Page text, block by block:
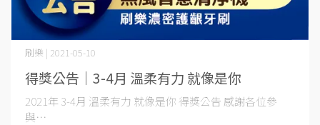
得獎公告│3-4月 溫柔有力 就像是你
刷樂 | 2021-05-10
2021年 3-4月 溫柔有力 就像是你 得獎公告 感謝各位參
與⋯